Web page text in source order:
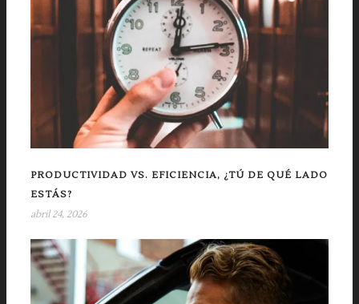
PRODUCTIVIDAD VS. EFICIENCIA, ¿TÚ DE QUÉ LADO
ESTÁS?
abril 24, 2026